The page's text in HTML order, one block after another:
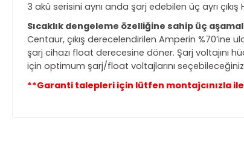
3 akü serisini aynı anda şarj edebilen üç ayrı
Sıcaklık dengeleme özelliğine sahip üç
Centaur, çıkış derecelendirilen Amperin
şarj cihazı float derecesine döner. Şarj voltajını
için optimum şarj/float voltajlarını
**Garanti talepleri için lütfen montajcınızla